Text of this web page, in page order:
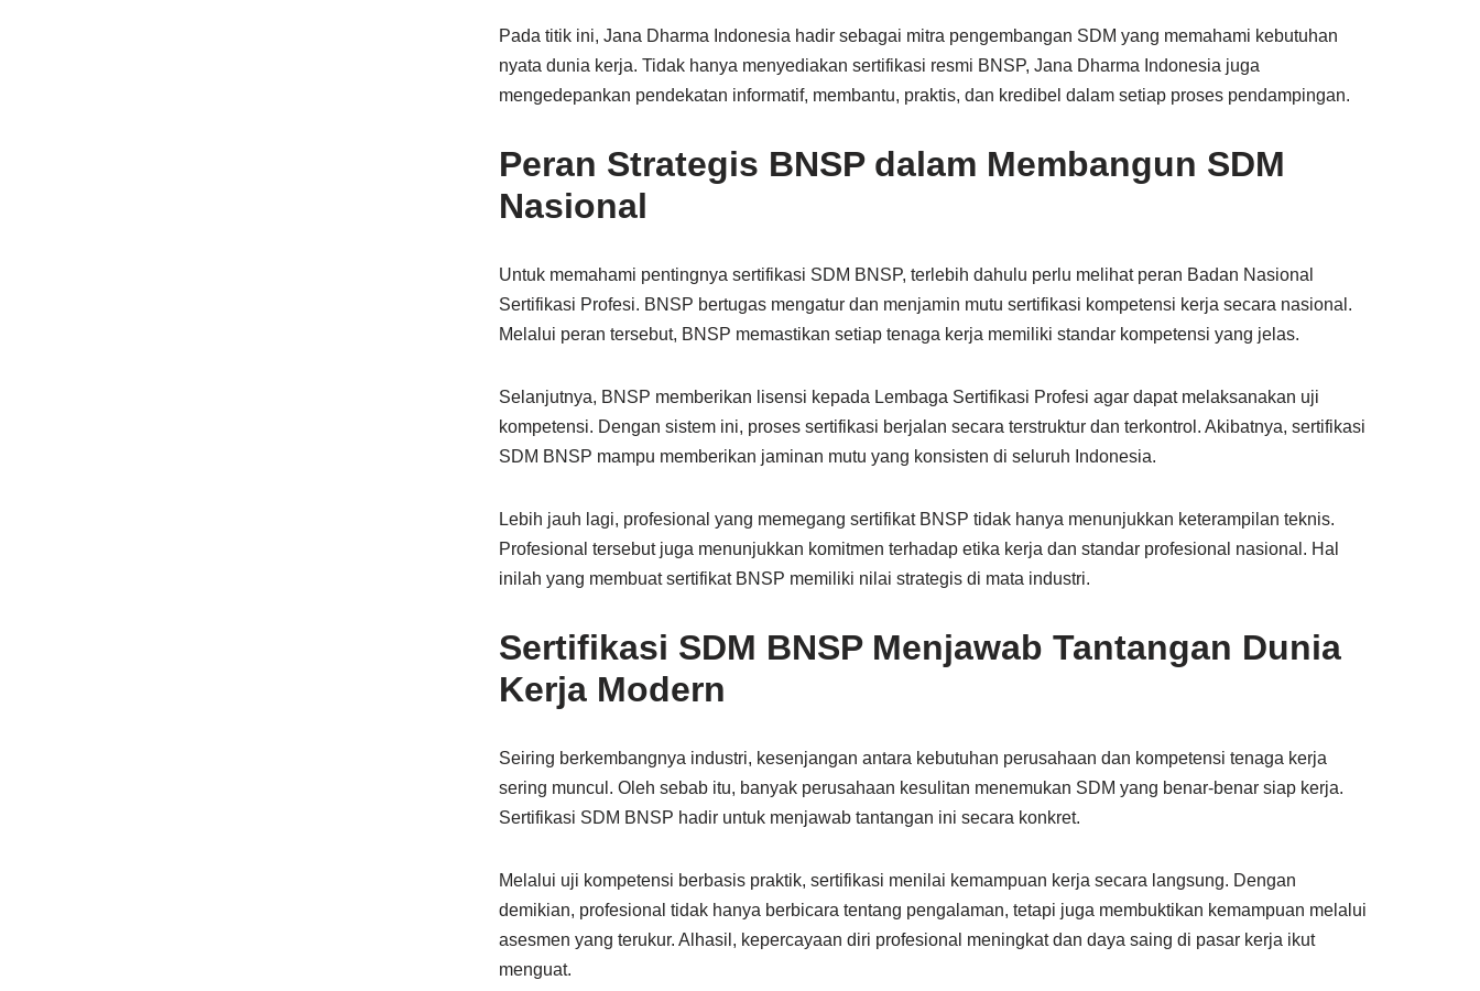
Pada titik ini, Jana Dharma Indonesia hadir sebagai mitra pengembangan SDM yang memahami kebutuhan
nyata dunia kerja. Tidak hanya menyediakan sertifikasi resmi BNSP, Jana Dharma Indonesia juga
mengedepankan pendekatan informatif, membantu, praktis, dan kredibel dalam setiap proses pendampingan.
Peran Strategis BNSP dalam Membangun SDM
Nasional
Untuk memahami pentingnya sertifikasi SDM BNSP, terlebih dahulu perlu melihat peran Badan Nasional
Sertifikasi Profesi. BNSP bertugas mengatur dan menjamin mutu sertifikasi kompetensi kerja secara nasional.
Melalui peran tersebut, BNSP memastikan setiap tenaga kerja memiliki standar kompetensi yang jelas.
Selanjutnya, BNSP memberikan lisensi kepada Lembaga Sertifikasi Profesi agar dapat melaksanakan uji
kompetensi. Dengan sistem ini, proses sertifikasi berjalan secara terstruktur dan terkontrol. Akibatnya, sertifikasi
SDM BNSP mampu memberikan jaminan mutu yang konsisten di seluruh Indonesia.
Lebih jauh lagi, profesional yang memegang sertifikat BNSP tidak hanya menunjukkan keterampilan teknis.
Profesional tersebut juga menunjukkan komitmen terhadap etika kerja dan standar profesional nasional. Hal
inilah yang membuat sertifikat BNSP memiliki nilai strategis di mata industri.
Sertifikasi SDM BNSP Menjawab Tantangan Dunia
Kerja Modern
Seiring berkembangnya industri, kesenjangan antara kebutuhan perusahaan dan kompetensi tenaga kerja
sering muncul. Oleh sebab itu, banyak perusahaan kesulitan menemukan SDM yang benar-benar siap kerja.
Sertifikasi SDM BNSP hadir untuk menjawab tantangan ini secara konkret.
Melalui uji kompetensi berbasis praktik, sertifikasi menilai kemampuan kerja secara langsung. Dengan
demikian, profesional tidak hanya berbicara tentang pengalaman, tetapi juga membuktikan kemampuan melalui
asesmen yang terukur. Alhasil, kepercayaan diri profesional meningkat dan daya saing di pasar kerja ikut
menguat.